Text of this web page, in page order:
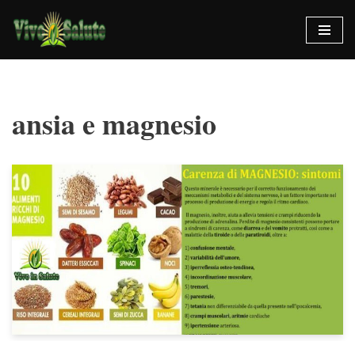
Vai
al
ansia e magnesio